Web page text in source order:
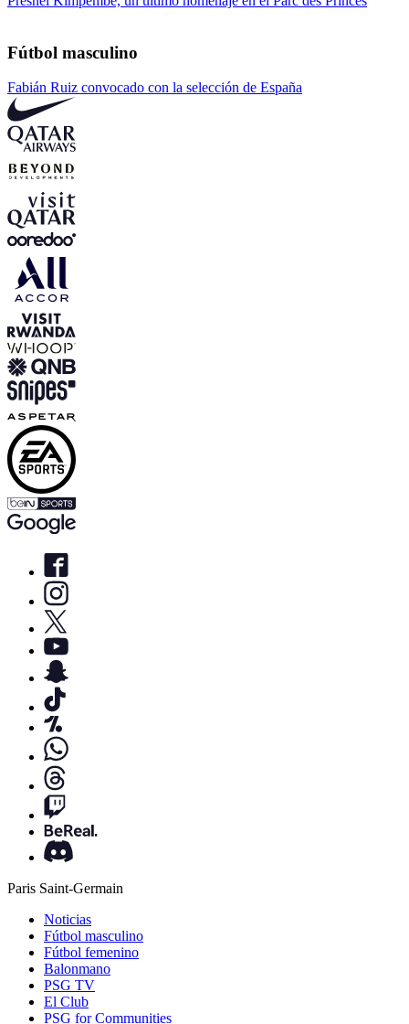
Fútbol masculino
Fabián Ruiz convocado con la selección de España
Paris Saint-Germain
Noticias
Fútbol masculino
Fútbol femenino
Balonmano
PSG TV
El Club
PSG for Communities